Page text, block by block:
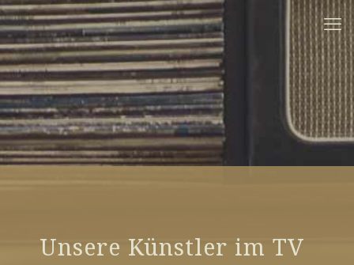
Unsere Künstler im TV